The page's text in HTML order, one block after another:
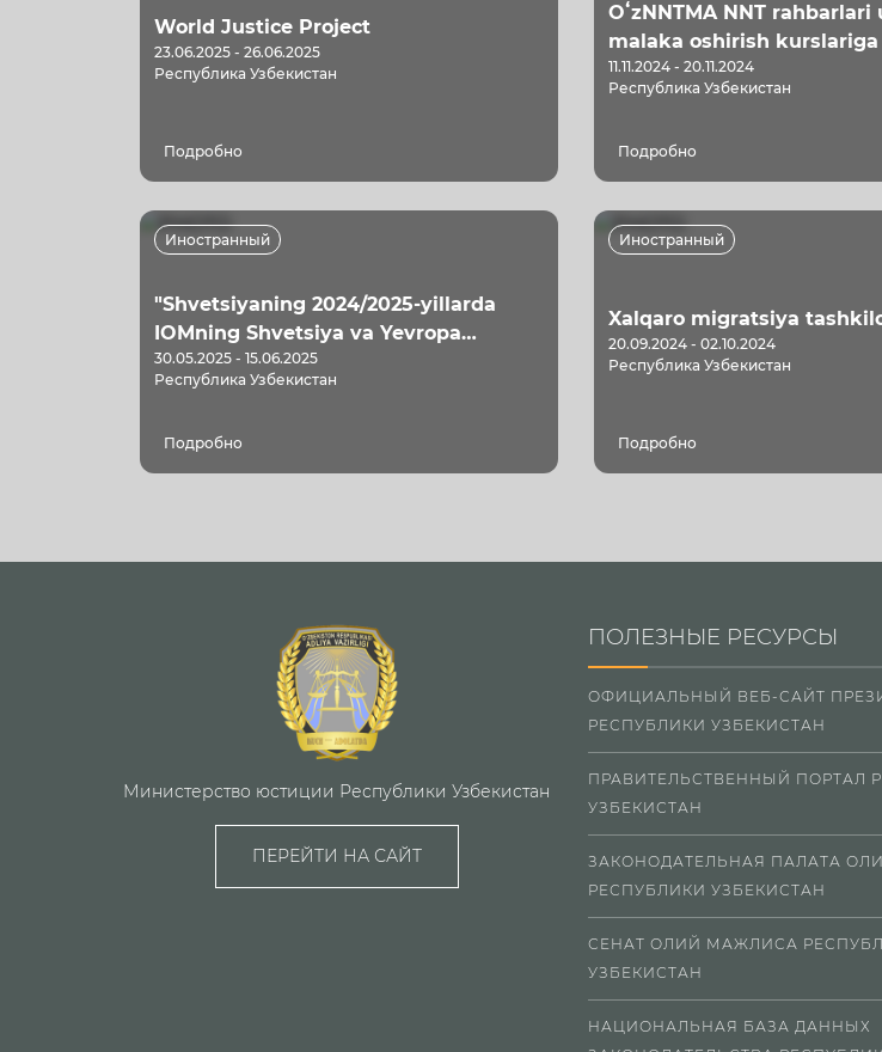
World Justice Project
23.06.2025 - 26.06.2025
Республика Узбекистан
Подробно
OʻzNNTMA NNT rahbarlari
malaka oshirish kurslariga
arizalari qabuli
qiladi
11.11.2024 - 20.11.2024
Республика Узбекистан
Подробно
Иностранный
"Shvetsiyaning 2024/2025-yillarda
IOMning Shvetsiya va Yevropa
Ittifoqiga noqonuniy migratsiyaning
oldini olish bo‘yicha faoliyatini qo‘llab-
30.05.2025 - 15.06.2025
Республика Узбекистан
Подробно
Иностранный
Xalqaro migratsiya
20.09.2024 - 02.10.2024
Республика Узбекистан
Подробно
Министерство юстиции Республики Узбекистан
ПЕРЕЙТИ НА САЙТ
ПОЛЕЗНЫЕ РЕСУРСЫ
ОФИЦИАЛЬНЫЙ ВЕБ-САЙТ
РЕСПУБЛИКИ УЗБЕКИСТАН
ПРАВИТЕЛЬСТВЕННЫЙ ПОРТАЛ
УЗБЕКИСТАН
ЗАКОНОДАТЕЛЬНАЯ ПАЛАТА
РЕСПУБЛИКИ УЗБЕКИСТАН
СЕНАТ ОЛИЙ МАЖЛИСА
УЗБЕКИСТАН
НАЦИОНАЛЬНАЯ БАЗА ДАННЫХ